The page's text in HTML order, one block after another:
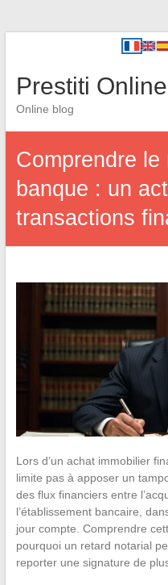
Prestiti Online
Online blog
Comprendre
banque : un
transactions
Lors d’un achat immobilier
limite pas à apposer un
des flux financiers entre
l’établissement bancaire,
jour compte. Comprendre
pourquoi un retard notarial
reporter une signature de